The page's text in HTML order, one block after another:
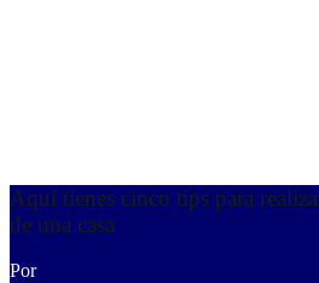
Aquí tienes cinco tips para
de una casa
Por